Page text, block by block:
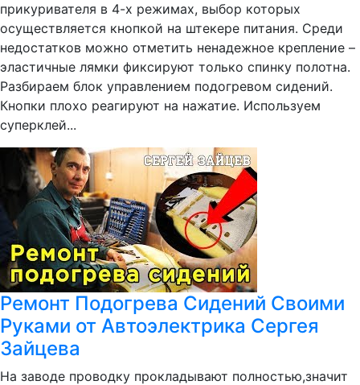
прикуривателя в 4-х режимах, выбор которых
осуществляется кнопкой на штекере питания. Среди
недостатков можно отметить ненадежное крепление –
эластичные лямки фиксируют только спинку полотна.
Разбираем блок управлением подогревом сидений.
Кнопки плохо реагируют на нажатие. Используем
суперклей...
Ремонт Подогрева Сидений Своими
Руками от Автоэлектрика Сергея
Зайцева
На заводе проводку прокладывают полностью,значит